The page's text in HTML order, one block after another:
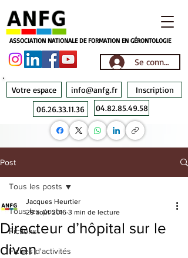
ASSOCIATION NATIONALE DE FORMATION EN GÉRONTOLOGIE
Se connecter
Votre espace info@anfg.fr
Inscription
06.26.33.11.36
04.82.85.49.58
Post
Tous les posts
Fictions
Fiches d'activités
Tous les posts
Directeur d’hôpital sur le
divan
Jacques Heurtier
29 août 2016 3 min de lecture